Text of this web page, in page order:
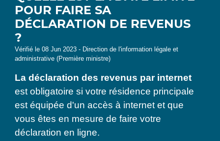
POUR FAIRE SA
DÉCLARATION DE REVENUS
?
Vérifié le 08 Jun 2023 - Direction de l'information légale et
administrative (Première ministre)
La déclaration des revenus par internet
est obligatoire si votre résidence principale
est équipée d'un accès à internet et que
vous êtes en mesure de faire votre
déclaration en ligne.